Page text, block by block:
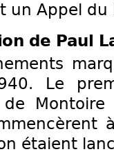
un Appel du
de Paul
Le
de
étaient